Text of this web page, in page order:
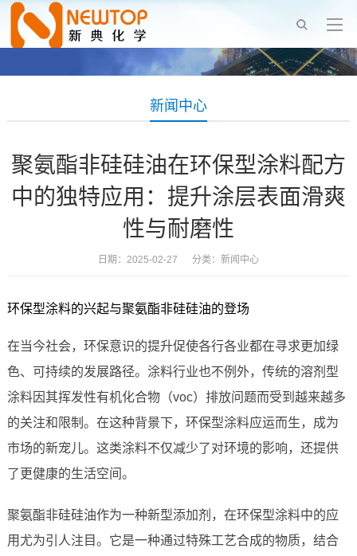
新闻中心
聚氨酯非硅硅油在环保型涂料配方
中的独特应用：提升涂层表面滑爽
性与耐磨性
日期：2025-02-27 分类： 新闻中心
环保型涂料的兴起与聚氨酯非硅硅油的登场
在当今社会，环保意识的提升促使各行各业都在寻求更加绿
色、可持续的发展路径。涂料行业也不例外，传统的溶剂型
涂料因其挥发性有机化合物（voc）排放问题而受到越来越多
的关注和限制。在这种背景下，环保型涂料应运而生，成为
市场的新宠儿。这类涂料不仅减少了对环境的影响，还提供
了更健康的生活空间。
聚氨酯非硅硅油作为一种新型添加剂，在环保型涂料中的应
用尤为引人注目。它是一种通过特殊工艺合成的物质，结合